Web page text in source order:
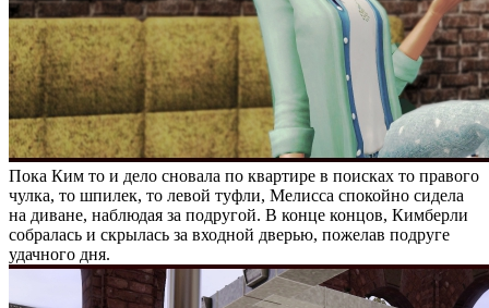
Пока Ким то и дело сновала по квартире в поисках то правого
чулка, то шпилек, то левой туфли, Мелисса спокойно сидела
на диване, наблюдая за подругой. В конце концов, Кимберли
собралась и скрылась за входной дверью, пожелав подруге
удачного дня.